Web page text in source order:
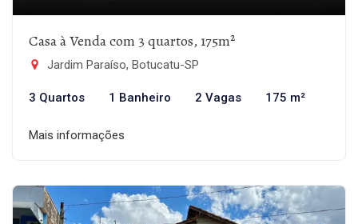
Casa à Venda com 3 quartos, 175m²
Jardim Paraíso, Botucatu-SP
3 Quartos 1 Banheiro 2 Vagas 175 m²
Mais informações